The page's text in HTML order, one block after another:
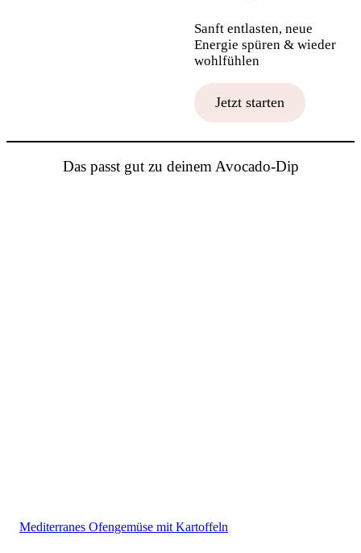
Sanft entlasten, neue
Energie spüren & wieder
wohlfühlen
Jetzt starten
Das passt gut zu deinem Avocado-Dip
Mediterranes Ofengemüse mit Kartoffeln